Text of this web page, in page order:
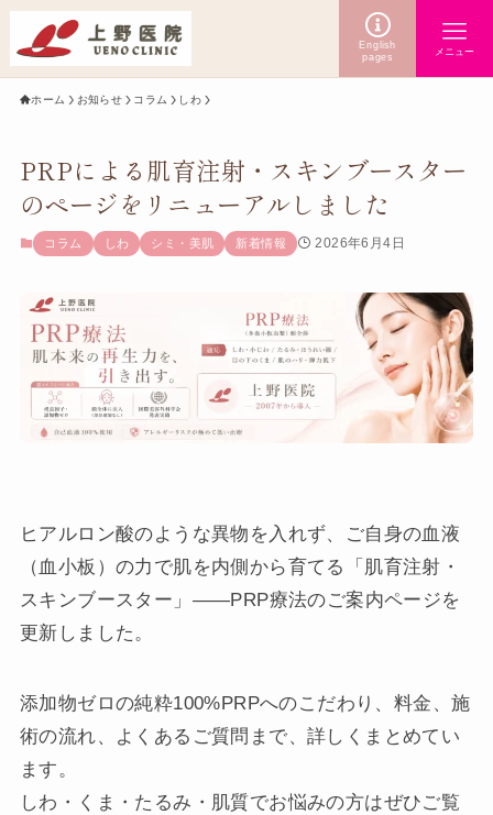
English
pages
メニュー
ホーム お知らせ コラム しわ
PRPによる肌育注射・スキンブースター
のページをリニューアルしました
コラム しわ シミ・美肌 新着情報 2026年6月4日
ヒアルロン酸のような異物を入れず、ご自身の血液
（血小板）の力で肌を内側から育てる「肌育注射・
スキンブースター」——PRP療法のご案内ページを
更新しました。
添加物ゼロの純粋100%PRPへのこだわり、料金、施
術の流れ、よくあるご質問まで、詳しくまとめてい
ます。
しわ・くま・たるみ・肌質でお悩みの方はぜひご覧